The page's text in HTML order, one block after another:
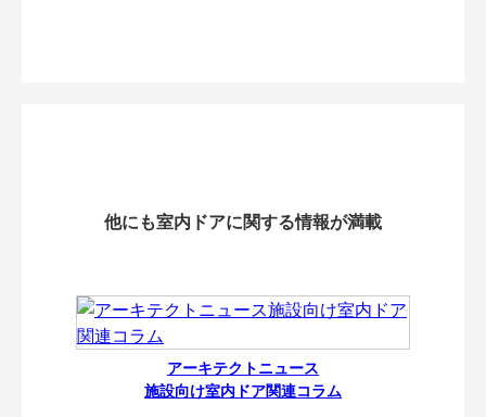
他にも室内ドアに関する情報が満載
アーキテクトニュース
施設向け室内ドア関連コラム